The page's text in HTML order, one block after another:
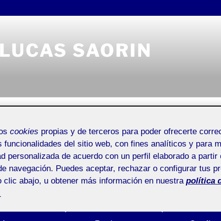
SAORIN
LUCAS SAORIN
III
Buscar
cookies propias y de terceros para poder ofrecerte
funcionalidades del sitio web, con fines analíticos y para
personalizada de acuerdo con un perfil elaborado a partir
navegación. Puedes aceptar, rechazar o configurar tus
clic abajo, u obtener más información en nuestra política